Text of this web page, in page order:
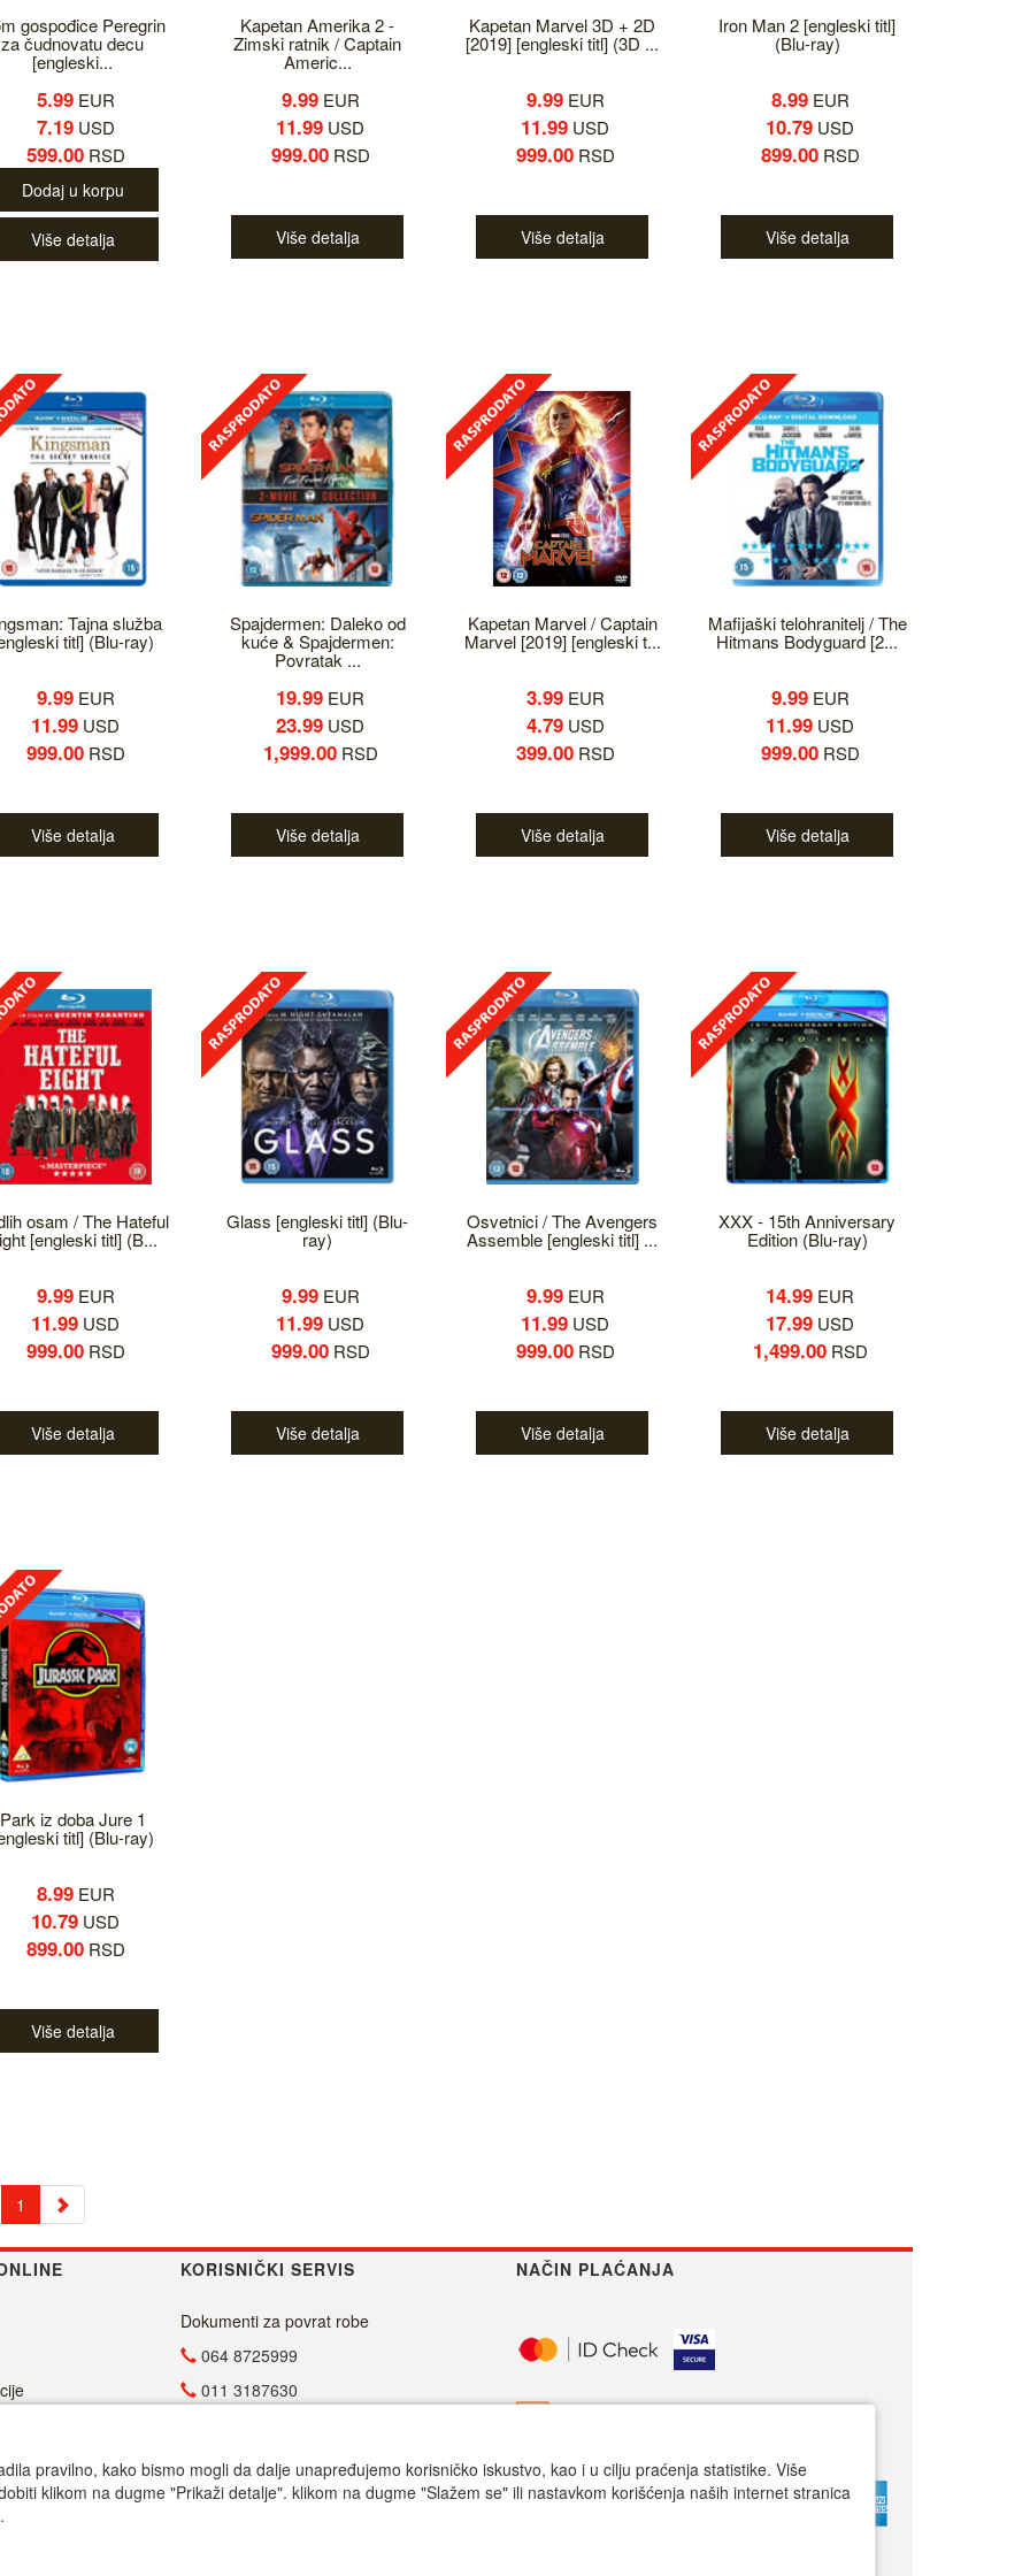
gospođice Peregrin
za čudnovatu decu
[engleski...
5.99EUR
7.19USD
599.00RSD
Dodaj u korpu
Više detalja
Kapetan Amerika 2 -
Zimski ratnik / Captain
Americ...
9.99EUR
11.99 USD
999.00RSD
Više detalja
Kapetan Marvel 3D + 2D
[2019] [engleski titl] (3D ...
9.99EUR
11.99 USD
999.00RSD
Više detalja
Iron Man 2 [engleski titl]
(Blu-ray)
8.99EUR
10.79 USD
899.00RSD
Više detalja
Tajna služba
titl] (Blu-ray)
9.99EUR
11.99 USD
999.00RSD
Više detalja
Spajdermen: Daleko od
kuće & Spajdermen:
Povratak ...
19.99 EUR
23.99 USD
1,999.00RSD
Više detalja
Kapetan Marvel / Captain
Marvel [2019] [engleski t...
3.99EUR
4.79USD
399.00RSD
Više detalja
Mafijaški telohranitelj / The
Hitmans Bodyguard [2...
9.99EUR
11.99 USD
999.00RSD
Više detalja
osam / The Hateful
[engleski titl] (B...
9.99EUR
11.99 USD
999.00RSD
Više detalja
Glass [engleski titl] (Blu-
ray)
9.99EUR
11.99 USD
999.00RSD
Više detalja
Osvetnici / The Avengers
Assemble [engleski titl] ...
9.99EUR
11.99 USD
999.00RSD
Više detalja
XXX - 15th Anniversary
Edition (Blu-ray)
14.99 EUR
17.99 USD
1,499.00RSD
Više detalja
Park iz doba Jure 1
titl] (Blu-ray)
8.99EUR
10.79 USD
899.00RSD
Više detalja
1
KORISNIČKI SERVIS NAČIN PLAĆANJA
Dokumenti za povrat robe
064 8725999
011 3187630
info@malasrpskaprodavnica.com
Radno vreme
pravilno, kako bismo mogli da dalje unapređujemo korisničko iskustvo, kao i u cilju praćenja statistike. Više
klikom na dugme "Prikaži detalje". klikom na dugme "Slažem se" ili nastavkom korišćenja naših internet stranica